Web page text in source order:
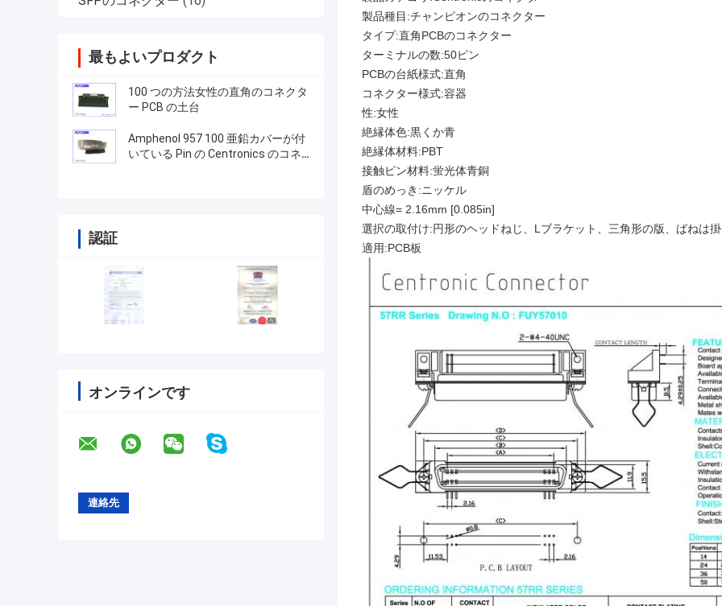
最もよいプロダクト
100 つの方法女性の直角のコネクタ
ー PCB の土台
Amphenol 957 100 亜鉛カバーが付
いている Pin の Centronics のコネ
認証
オンラインです
製品種目:チャンピオンのコネクター
タイプ:直角PCBのコネクター
ターミナルの数:50ピン
PCBの台紙様式:直角
コネクター様式:容器
性:女性
絶縁体色:黒くか青
絶縁体材料:PBT
接触ピン材料:蛍光体青銅
盾のめっき:ニッケル
中心線= 2.16mm [0.085in]
選択の取付け:円形のヘッドねじ、Lブラケット、三角形の版、ばねは
適用:PCB板